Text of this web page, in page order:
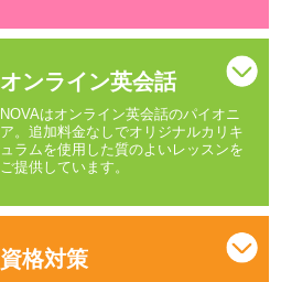
オンライン英会話
NOVAはオンライン英会話のパイオニ
ア。追加料金なしでオリジナルカリキ
ュラムを使用した質のよいレッスンを
ご提供しています。
資格対策